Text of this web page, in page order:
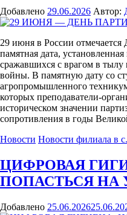
Добавлено 29.06.2026 Автор:
29 июня в России
памятная дата,
сражавшихся с врагом в
войны. В памятную дату со
агропромышленного
которых преподаватели-
историческом значении
сопротивления в годы
Новости Новости филиала в
ЦИФРОВАЯ
ПОПАСТЬСЯ НА
Добавлено 25.06.2026